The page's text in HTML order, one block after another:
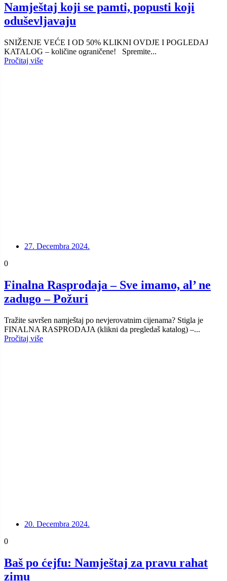
Namještaj koji se pamti, popusti koji
oduševljavaju
SNIŽENJE VEĆE I OD 50% KLIKNI OVDJE I POGLEDAJ
KATALOG – količine ograničene! Spremite...
Pročitaj više
27. Decembra 2024.
0
Finalna Rasprodaja – Sve imamo, al’ ne
zadugo – Požuri
Tražite savršen namještaj po nevjerovatnim cijenama? Stigla je
FINALNA RASPRODAJA (klikni da pregledaš katalog) –...
Pročitaj više
20. Decembra 2024.
0
Baš po ćejfu: Namještaj za pravu rahat
zimu